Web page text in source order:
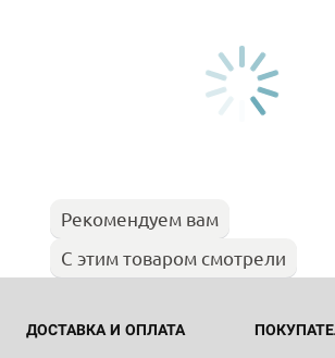
Рекомендуем вам
С этим товаром смотрели
ДОСТАВКА И ОПЛАТА